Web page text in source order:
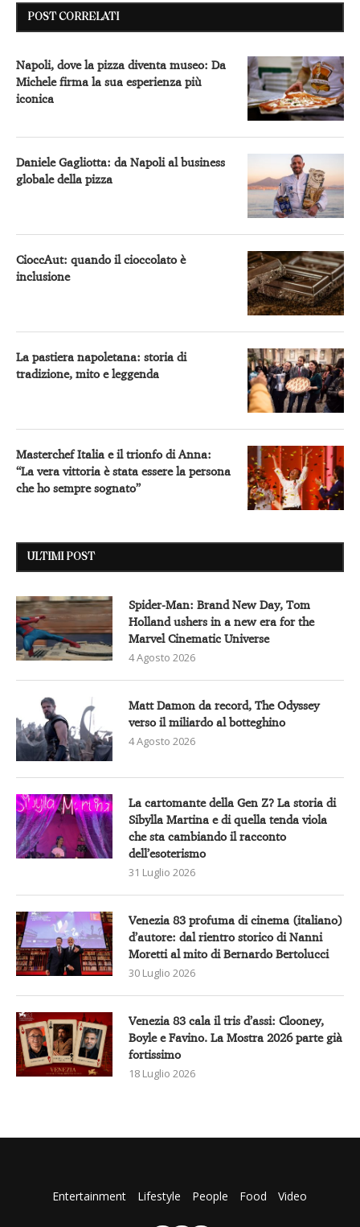
POST CORRELATI
Napoli, dove la pizza diventa museo: Da
Michele firma la sua esperienza più
iconica
Daniele Gagliotta: da Napoli al business
globale della pizza
CioccAut: quando il cioccolato è
inclusione
La pastiera napoletana: storia di
tradizione, mito e leggenda
Masterchef Italia e il trionfo di Anna:
“La vera vittoria è stata essere la persona
che ho sempre sognato”
ULTIMI POST
Spider-Man: Brand New Day, Tom
Holland ushers in a new era for the
Marvel Cinematic Universe
4 Agosto 2026
Matt Damon da record, The Odyssey
verso il miliardo al botteghino
4 Agosto 2026
La cartomante della Gen Z? La storia di
Sibylla Martina e di quella tenda viola
che sta cambiando il racconto
dell’esoterismo
31 Luglio 2026
Venezia 83 profuma di cinema (italiano)
d’autore: dal rientro storico di Nanni
Moretti al mito di Bernardo Bertolucci
30 Luglio 2026
Venezia 83 cala il tris d’assi: Clooney,
Boyle e Favino. La Mostra 2026 parte già
fortissimo
18 Luglio 2026
Entertainment Lifestyle People Food Video